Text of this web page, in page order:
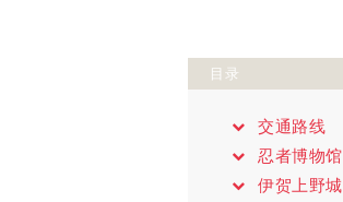
目录
交通路线
忍者博物馆
伊贺上野城